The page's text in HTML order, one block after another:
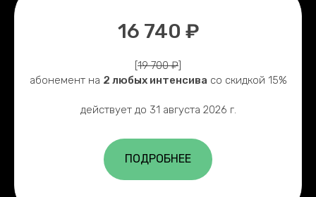
16 740 ₽
[19 700 ₽]
абонемент на 2 любых интенсива со скидкой 15%
действует до 31 августа 2026 г.
ПОДРОБНЕЕ